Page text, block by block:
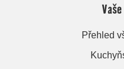
Přehled